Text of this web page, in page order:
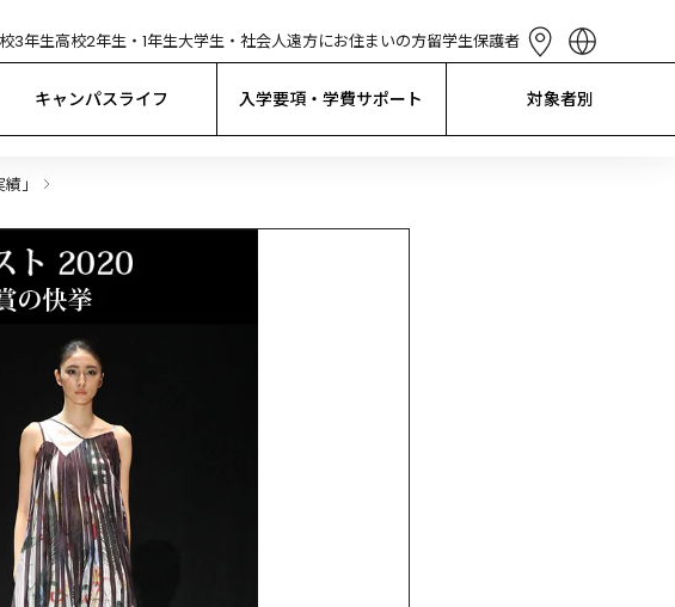
3年生高校2年生・1年生大学生・社会人遠方にお住まいの方留学生保護者
简体中文
キャンパスライフ 入学要項・学費サポート 対象者別
」